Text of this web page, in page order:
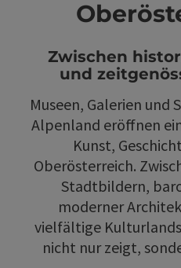
Zwischen
und
Museen, Galerien und
Alpenland eröffnen
Kunst,
Oberösterreich.
Stadtbildern,
moderner
vielfältige
nicht nur zeigt,